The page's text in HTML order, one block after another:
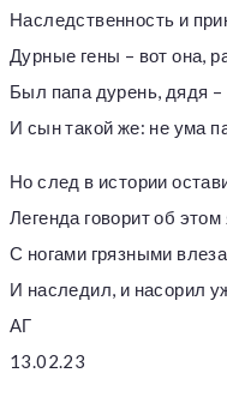
Наследственность и
Дурные гены – вот она,
Был папа дурень, дядя –
И сын такой же: не ума
Но след в истории
Легенда говорит об этом
С ногами грязными
И наследил, и насорил
АГ
13.02.23